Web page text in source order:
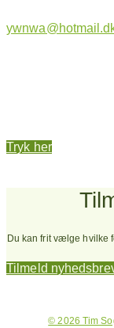
Tryk her
Du kan frit vælge hvilke
Tilmeld
© 2026 Tim